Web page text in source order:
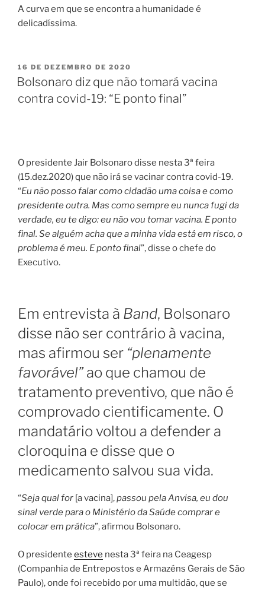
A curva em que se encontra a humanidade é
delicadíssima.
PUBLICADO
EM
16 DE DEZEMBRO DE 2020
Bolsonaro diz que não tomará vacina
contra covid-19: “E ponto final”
O presidente Jair Bolsonaro disse nesta 3ª feira
(15.dez.2020) que não irá se vacinar contra covid-19.
“Eu não posso falar como cidadão uma coisa e como
presidente outra. Mas como sempre eu nunca fugi da
verdade, eu te digo: eu não vou tomar vacina. E ponto
final. Se alguém acha que a minha vida está em risco, o
problema é meu. E ponto final”, disse o chefe do
Executivo.
Em entrevista à Band, Bolsonaro
disse não ser contrário à vacina,
mas afirmou ser “plenamente
favorável”ao que chamou de
tratamento preventivo, que não é
comprovado cientificamente. O
mandatário voltou a defender a
cloroquina e disse que o
medicamento salvou sua vida.
“Seja qual for [a vacina],passou pela Anvisa, eu dou
sinal verde para o Ministério da Saúde comprar e
colocar em prática”, afirmou Bolsonaro.
O presidente esteve nesta 3ª feira na Ceagesp
(Companhia de Entrepostos e Armazéns Gerais de São
Paulo), onde foi recebido por uma multidão, que se